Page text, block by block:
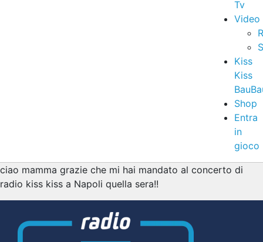
Tv
Video
Kiss
Kiss
Shop
Entra
in
gioco
ciao mamma grazie che mi hai mandato al concerto di
radio kiss kiss a Napoli quella sera!!